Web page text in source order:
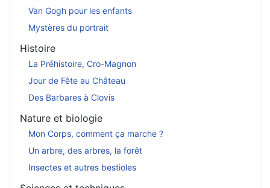
Van Gogh pour les enfants
Mystères du portrait
Histoire
La Préhistoire, Cro-Magnon
Jour de Fête au Château
Des Barbares à Clovis
Nature et biologie
Mon Corps, comment ça marche ?
Un arbre, des arbres, la forêt
Insectes et autres bestioles